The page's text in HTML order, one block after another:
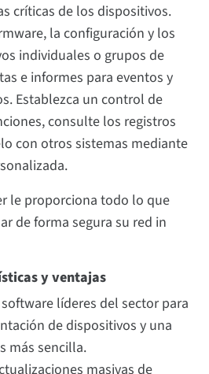
críticas de los dispositivos.
la configuración y los
individuales o grupos de
e informes para eventos y
Establezca un control de
consulte los registros
con otros sistemas mediante
le proporciona todo lo que
de forma segura su red in
y ventajas
líderes del sector para
de dispositivos y una
más sencilla.
masivas de